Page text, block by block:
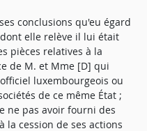
conclusions qu'eu égard
elle relève il lui était
pièces relatives à la
de M. et Mme [D] qui
luxembourgeois ou
de ce même État ;
ne pas avoir fourni des
la cession de ses actions